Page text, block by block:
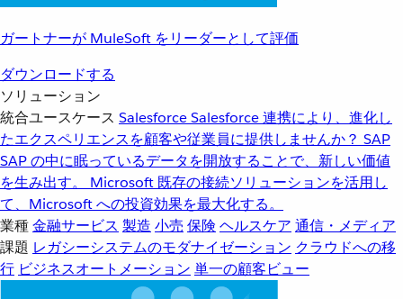
ガートナーが MuleSoft をリーダーとして評価
ダウンロードする
ソリューション
統合ユースケース SalesforceSalesforce 連携により、進化し
たエクスペリエンスを顧客や従業員に提供しませんか？ SAP
SAP の中に眠っているデータを開放することで、新しい価値
を生み出す。
Microsoft 既存の接続ソリューションを活用し
て、Microsoft への投資効果を最大化する。
業種金融サービス 製造 小売 保険 ヘルスケア 通信・メディア
課題 レガシーシステムのモダナイゼーション クラウドへの移
行 ビジネスオートメーション 単一の顧客ビュー